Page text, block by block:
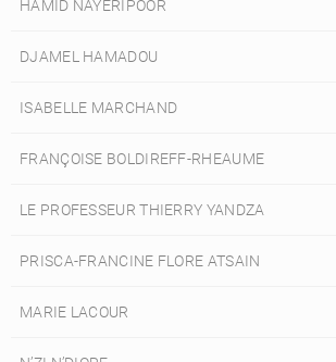
HAMID NAYERIPOOR
DJAMEL HAMADOU
ISABELLE MARCHAND
FRANÇOISE BOLDIREFF-RHEAUME
LE PROFESSEUR THIERRY YANDZA
PRISCA-FRANCINE FLORE ATSAIN
MARIE LACOUR